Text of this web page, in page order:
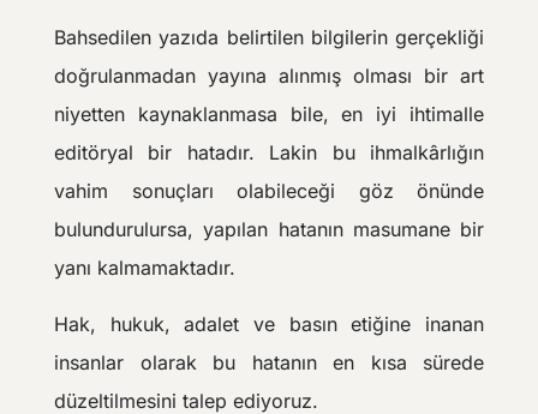
Bahsedilen yazıda belirtilen bilgilerin gerçekliği
doğrulanmadan yayına alınmış olması bir art
niyetten kaynaklanmasa bile, en iyi ihtimalle
editöryal bir hatadır. Lakin bu ihmalkârlığın
vahim sonuçları olabileceği göz önünde
bulundurulursa, yapılan hatanın masumane bir
yanı kalmamaktadır.
Hak, hukuk, adalet ve basın etiğine inanan
insanlar olarak bu hatanın en kısa sürede
düzeltilmesini talep ediyoruz.